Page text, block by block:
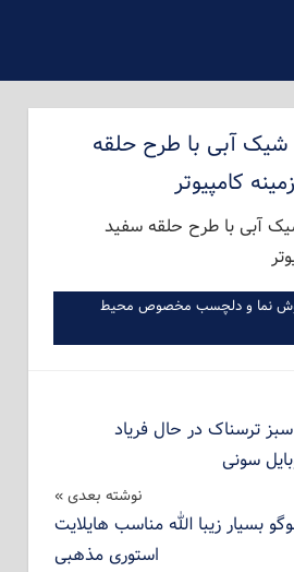
آبی با طرح حلقه
کامپیوتر
نما و دلچسب مخصوص محیط
ترسناک در حال فریاد
سونی
نوشته بعدی
بسیار زیبا الله مناسب هایلایت
استوری مذهبی